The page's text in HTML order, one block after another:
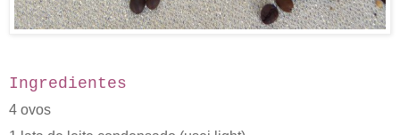
Ingredientes
4 ovos